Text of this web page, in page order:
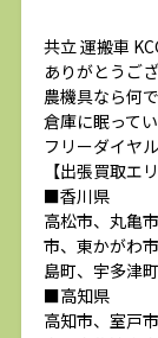
共立 運搬車
ありがとうご
農機具なら何
倉庫に眠って
フリーダイヤ
【出張買取エリ
■香川県
高松市、丸亀
市、東かがわ
島町、宇多津
■高知県
高知市、室戸